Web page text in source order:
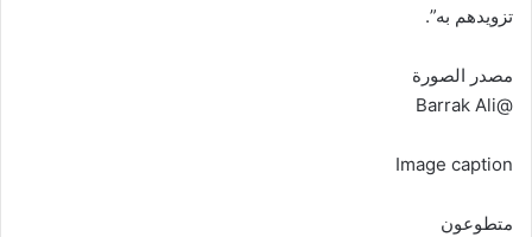
تزويدهم به”.
مصدر الصورة
@Barrak Ali
Image caption
متطوعون